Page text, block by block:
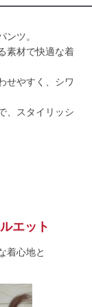
ツ。
素材で快適な着
せやすく、シワ
、スタイリッシ
エット
着心地と